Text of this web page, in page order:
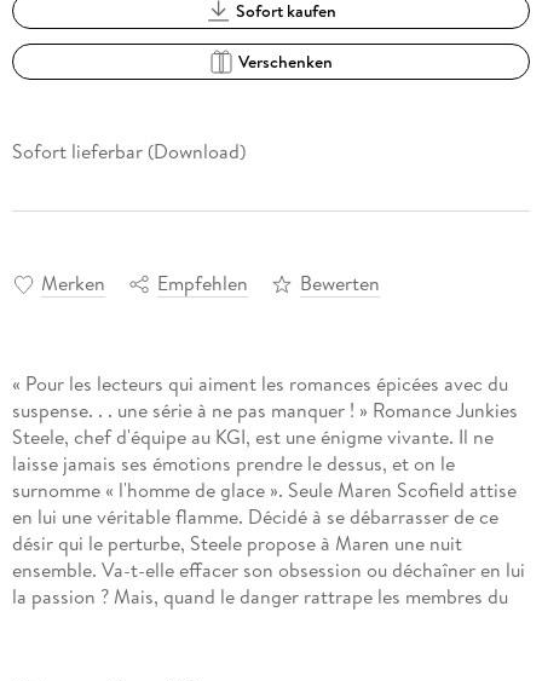
Sofort kaufen
Verschenken
Sofort lieferbar (Download)
Merken Empfehlen Bewerten
« Pour les lecteurs qui aiment les romances épicées avec du
suspense. . . une série à ne pas manquer ! » Romance Junkies
Steele, chef d'équipe au KGI, est une énigme vivante. Il ne
laisse jamais ses émotions prendre le dessus, et on le
surnomme « l'homme de glace ». Seule Maren Scofield attise
en lui une véritable flamme. Décidé à se débarrasser de ce
désir qui le perturbe, Steele propose à Maren une nuit
ensemble. Va-t-elle effacer son obsession ou déchaîner en lui
la passion ? Mais, quand le danger rattrape les membres du